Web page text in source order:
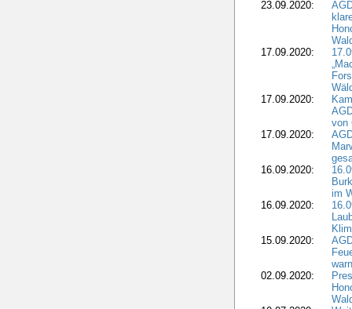
23.09.2020:
17.09.2020:
17.09.2020:
von
17.09.2020:
16.09.2020:
im
16.09.2020:
15.09.2020:
02.09.2020: